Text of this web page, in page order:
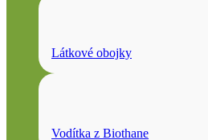
Látkové obojky
Vodítka z Biothane